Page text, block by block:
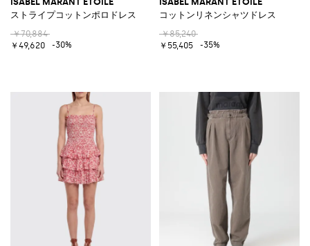
ストライプコットンポロドレス
￥70,884
￥49,620
-30%
コットンリネンシャツドレス
￥85,240
￥55,405
-35%